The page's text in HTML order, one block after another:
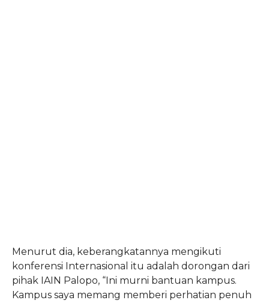
Menurut dia, keberangkatannya mengikuti
konferensi Internasional itu adalah dorongan dari
pihak IAIN Palopo, “Ini murni bantuan kampus.
Kampus saya memang memberi perhatian penuh